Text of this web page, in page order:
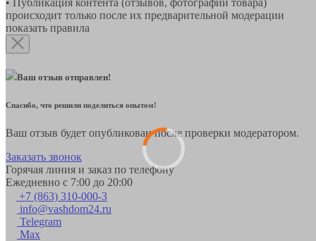
происходит только после их предварительной модерации
показать правила
Ваш отзыв отправлен!
Спасибо, что решили поделиться опытом!
Ваш отзыв будет опубликован после проверки модератором.
Заказать звонок
Горячая линия и заказ по телефону
Ежедневно с 7:00 до 20:00
+7 (863) 310-000-3
info@vashdom24.ru
Telegram
Max